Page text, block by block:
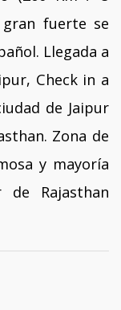
fuerte se
Llegada a
Check in a
de Jaipur
Zona de
y mayoría
Rajasthan